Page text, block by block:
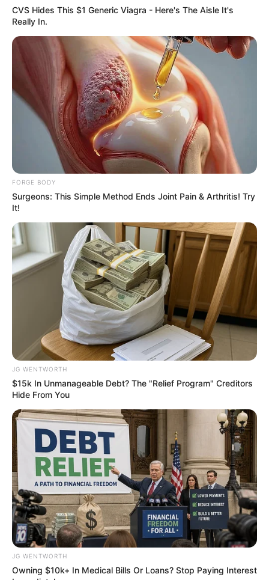
ราศีเมถุน (15 มิถุนายน – 15 กรกฎาคม)
การเงินมีรายรับหลายทาง หาเงินคล่อง แต่ได้มาก็จ่ายหมด
รายจ่ายยุบยิบ หามาใช้ไม่พอ มีลาภปากจากการเดินทาง
บ้าง กลางเดือนสภาพคล่องดีมาก มีลาภจากคนที่อายุ
มากกว่า แต่มักจะจ่ายออกมากกว่าปลายเดือนการเงินไหล
มาเทมา มีโชคลาภ ให้ใครหยิบยืมช่วงนี้ เข้าจะกลับมาคืน
แถมถ้าเดินทางไกลจะมีลาภเป็นเงินก้อนอีกด้วย
ราศีกรกฎ (16 กรกฎาคม – 16 สิงหาคม)
การเงินได้ลาภจากผู้ใหญ่ มีคนรักคนเอ็นดู ช่วงนี้ขอความ
ช่วยเหลือใคร ได้รับการตอบรับที่ดี หยิบจับอะไรก็เป็นเงิน
เป็นทอง คนอื่นหมุนเงินกันแทบไม่ทัน แต่คุณกลับตรงกัน
ข้าม มีงานมีเงินเข้ามาตลอด คิดทำอะไรก็มีผลกำไรดี ชอบ
ลุ้นชอบเสี่ยงดวงไม่มีปัญหา
ราศีสิงห์ (17 สิงหาคม – 15 กันยายน)
ช่วงนี้มีคนเสนองานพิเศษเข้ามาได้มีโอกาสโชว์ฝีมือ ทำให้
รายรับหมุนเวียนคล่อง ถ้าพูดดีก็จะมีลาภจากการเสน่หา
เพิ่มเข้ามาอีก การเงินถือว่าวิ่งฉิว หยิบจับอะไรก็ราบรื่น มี
โชคลาภ มักได้เงินมาง่าย ปลายเดือนค่าใช้จ่ายหยุมหยิม
เต็มไปหมด ต้องพยายามประหยัด อุดรอยรั่วคนที่มาขอยืม
เงินไปบ้าง ไม่งั้นจะเดือดร้อนเอง
CVS Hides This $1 Generic Viagra - Here's The Aisle It's
Really In.
FORGE BODY
Surgeons: This Simple Method Ends Joint Pain & Arthritis! Try
It!
JG WENTWORTH
$15k In Unmanageable Debt? The "Relief Program" Creditors
Hide From You
JG WENTWORTH
Owning $10k+ In Medical Bills Or Loans? Stop Paying Interest